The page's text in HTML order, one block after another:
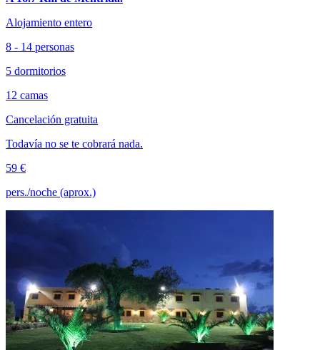
Alojamiento entero
8 - 14 personas
5 dormitorios
12 camas
Cancelación gratuita
Todavía no se te cobrará nada.
59 €
pers./noche (aprox.)